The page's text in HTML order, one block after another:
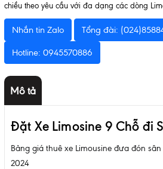
chiều theo yêu cầu với đa dạng các dòng
Nhắn tin Zalo Tổng đài:
Hotline: 0945570886
Mô tả
Đặt Xe Limosine 9 Chỗ đi
Bảng giá thuê xe Limousine đưa đón
2024